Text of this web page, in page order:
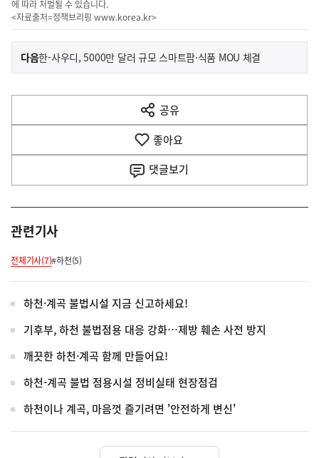
에 따라 처벌될 수 있습니다.
<자료출처=정책브리핑 www.korea.kr>
이
전
다
음
다음기
사
한-사우디, 5000만 달러 규모 스마트팜·식품 MOU 체결
공유
열
기
좋아요
댓글보기
관련기사
전체기사(7)#하천(5)
하천·계곡 불법시설 지금 신고하세요!
기후부, 하천 불법점용 대응 강화…제방 훼손 사전 방지
깨끗한 하천·계곡 함께 만들어요!
하천-계곡 불법 점용시설 정비실태 현장점검
하천이나 계곡, 마음껏 즐기려면 '안전하게 변신'